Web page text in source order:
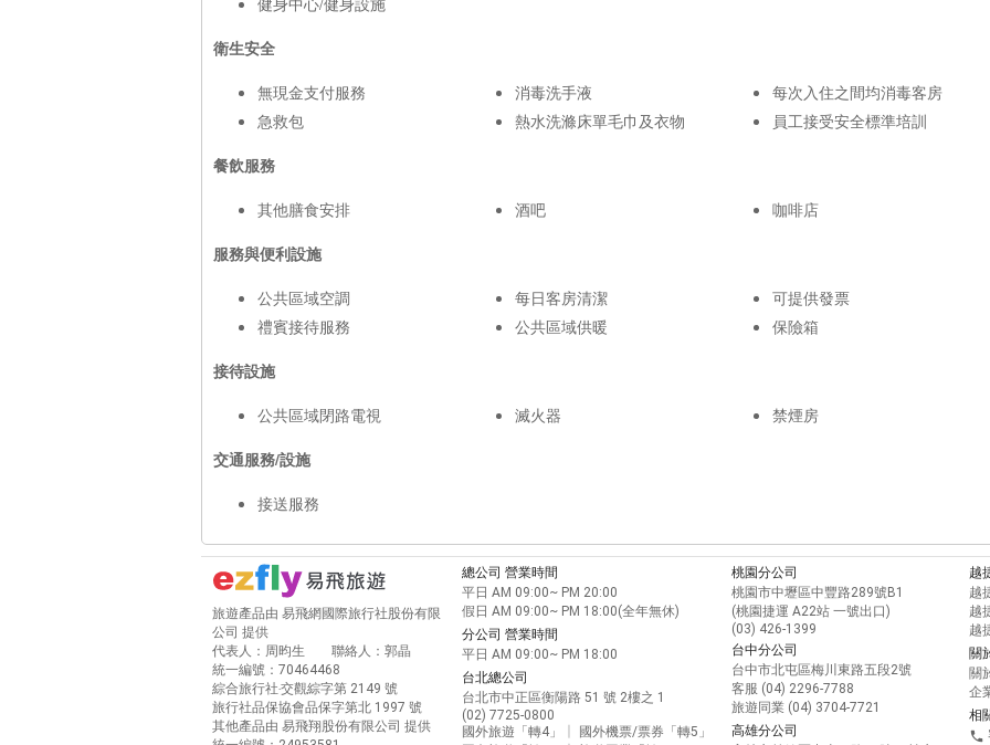
衛生安全
無現金支付服務
急救包
消毒洗手液
熱水洗滌床單毛巾及衣物
每次入住之間均消毒客房
員工接受安全標準培訓
餐飲服務
其他膳食安排
酒吧
咖啡店
服務與便利設施
公共區域空調
禮賓接待服務
每日客房清潔
公共區域供暖
可提供發票
保險箱
接待設施
公共區域閉路電視
滅火器
禁煙房
交通服務/設施
接送服務